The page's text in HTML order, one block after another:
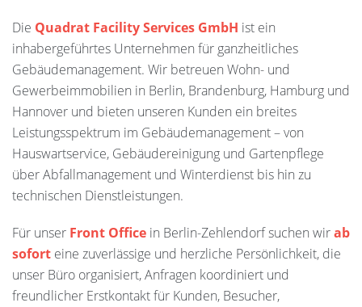
Die Quadrat Facility Services GmbH ist ein
inhabergeführtes Unternehmen für ganzheitliches
Gebäudemanagement. Wir betreuen Wohn- und
Gewerbeimmobilien in Berlin, Brandenburg, Hamburg und
Hannover und bieten unseren Kunden ein breites
Leistungsspektrum im Gebäudemanagement – von
Hauswartservice, Gebäudereinigung und Gartenpflege
über Abfallmanagement und Winterdienst bis hin zu
technischen Dienstleistungen.
Für unser Front Office in Berlin-Zehlendorf suchen wirab
sofort eine zuverlässige und herzliche Persönlichkeit, die
unser Büro organisiert, Anfragen koordiniert und
freundlicher Erstkontakt für Kunden, Besucher,